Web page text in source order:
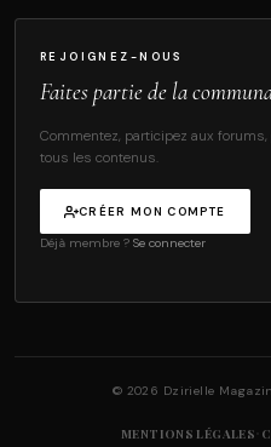
REJOIGNEZ-NOUS
Faites partie de la
Commentez, participez aux forums,
tous les contenus.
CRÉER MON COMPTE
Déjà membre ? Se connecter
© 2026 Dzirielle
MENTIONS LÉGALES